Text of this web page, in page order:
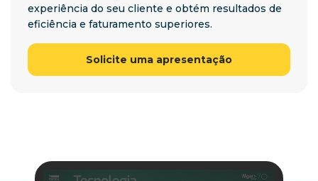
experiência do seu cliente e obtém resultados de
eficiência e faturamento superiores.
Solicite uma apresentação